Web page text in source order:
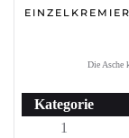
Die Asche
Kategorie
1